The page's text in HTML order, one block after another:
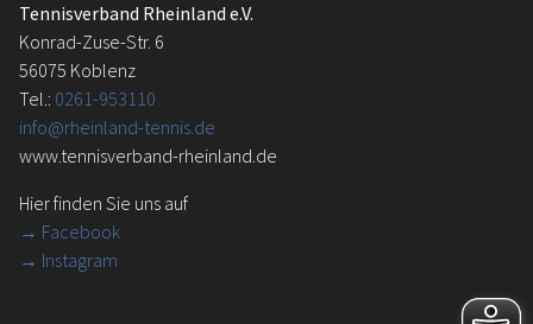
Tennisverband Rheinland e.V.
Konrad-Zuse-Str. 6
56075 Koblenz
Tel.: 0261-953110
info@rheinland-tennis.de
www.tennisverband-rheinland.de
Hier finden Sie uns auf
→ Facebook
→ Instagram